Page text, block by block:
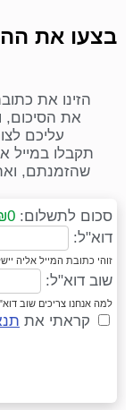
בצעו את
הזינו את
את הסיכום,
עליכם
תקבלו במייל
שהזמנתם,
סכום לתשלום:
דוא"ל:
זוהי כתובת המייל אליה
שוב דוא"ל:
למה אנחנו צריכים שוב
קראתי את